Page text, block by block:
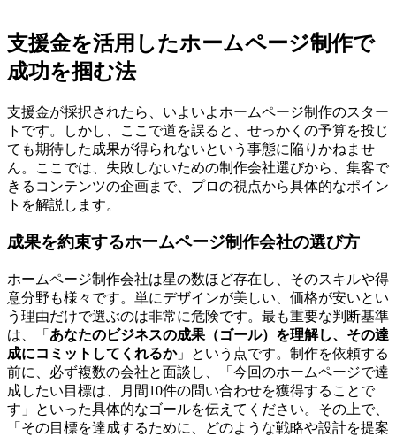
支援金を活用したホームページ制作で
成功を掴む法
支援金が採択されたら、いよいよホームページ制作のスター
トです。しかし、ここで道を誤ると、せっかくの予算を投じ
ても期待した成果が得られないという事態に陥りかねませ
ん。ここでは、失敗しないための制作会社選びから、集客で
きるコンテンツの企画まで、プロの視点から具体的なポイン
トを解説します。
成果を約束するホームページ制作会社の選び方
ホームページ制作会社は星の数ほど存在し、そのスキルや得
意分野も様々です。単にデザインが美しい、価格が安いとい
う理由だけで選ぶのは非常に危険です。最も重要な判断基準
は、「 あなたのビジネスの成果（ゴール）を理解し、その達
成にコミットしてくれるか」という点です。制作を依頼する
前に、必ず複数の会社と面談し、「今回のホームページで達
成したい目標は、月間10件の問い合わせを獲得することで
す」といった具体的なゴールを伝えてください。その上で、
「その目標を達成するために、どのような戦略や設計を提案